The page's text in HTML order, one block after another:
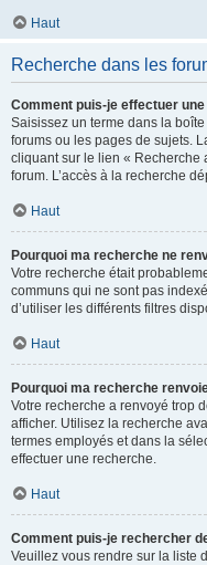
Haut
Recherche dans les
Comment puis-je effectuer
Saisissez un terme dans la
forums ou les pages de sujets.
cliquant sur le lien « Recherche
forum. L’accès à la recherche
Haut
Pourquoi ma recherche ne
Votre recherche était
communs qui ne sont pas
d’utiliser les différents filtres
Haut
Pourquoi ma recherche
Votre recherche a renvoyé trop
afficher. Utilisez la recherche
termes employés et dans la
effectuer une recherche.
Haut
Comment puis-je rechercher
Veuillez vous rendre sur la liste